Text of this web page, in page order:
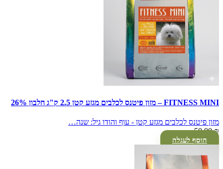
FITNESS MINI – מזון פיטנס לכלבים מגזע קטן 2.5 ק"ג חלבון 26%
מזון פיטנס לכלבים מגזע קטן - עוף והודו גיל: שנה…
50.00₪
הוסף לעגלה